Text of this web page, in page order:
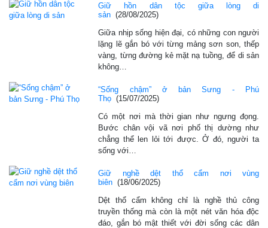
Giữ hồn dân tộc giữa lòng di
sản (28/08/2025)
Giữa nhịp sống hiện đại, có những con người
lặng lẽ gắn bó với từng mảng sơn son, thếp
vàng, từng đường kẻ mặt nạ tuồng, để di sản
không…
“Sống chậm” ở bản Sưng - Phú
Thọ (15/07/2025)
Có một nơi mà thời gian như ngưng đọng.
Bước chân vội vã nơi phố thị dường như
chẳng thể len lỏi tới được. Ở đó, người ta
sống với…
Giữ nghề dệt thổ cẩm nơi vùng
biên (18/06/2025)
Dệt thổ cẩm không chỉ là nghề thủ công
truyền thống mà còn là một nét văn hóa độc
đáo, gắn bó mật thiết với đời sống các dân